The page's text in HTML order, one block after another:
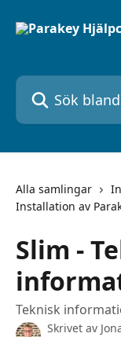
Sök bland våra
Alla samlingar
Installation av
Slim -
Teknisk
Skrivet av